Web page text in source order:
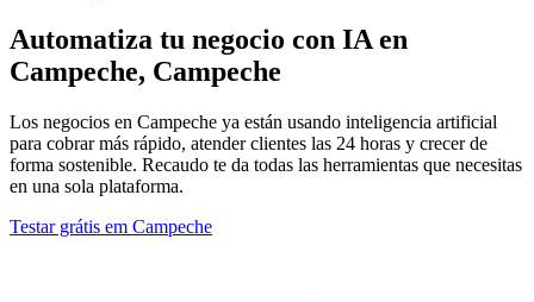
Automatiza tu negocio con IA en
Campeche, Campeche
Los negocios en Campeche ya están usando inteligencia artificial
para cobrar más rápido, atender clientes las 24 horas y crecer de
forma sostenible. Recaudo te da todas las herramientas que necesitas
en una sola plataforma.
Testar grátis em Campeche